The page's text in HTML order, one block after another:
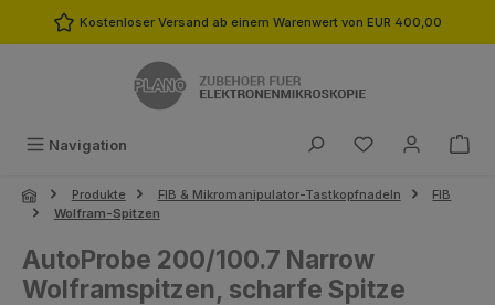
Zum Hauptinhalt springen
Kostenloser Versand ab einem Warenwert von EUR 400,00
Navigation Du hast 0
Produkte FIB & Mikromanipulator-Tastkopfnadeln
FIB
Wolfram-Spitzen
AutoProbe 200/100.7 Narrow
Wolframspitzen, scharfe Spitze